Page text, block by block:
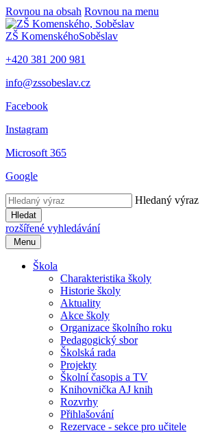
Rovnou na obsah Rovnou na menu
ZŠ KomenskéhoSoběslav
+420 381 200 981
info@zssobeslav.cz
Facebook
Instagram
Microsoft 365
Google
Hledaný výraz
Hledat
rozšířené vyhledávání
Menu
Škola
Charakteristika školy
Historie školy
Aktuality
Akce školy
Organizace školního roku
Pedagogický sbor
Školská rada
Projekty
Školní časopis a TV
Knihovnička AJ knih
Rozvrhy
Přihlašování
Rezervace - sekce pro učitele